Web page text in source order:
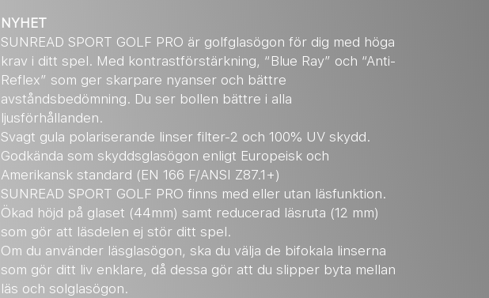
NYHET
SUNREAD SPORT GOLF PRO är golfglasögon för dig med höga
krav i ditt spel. Med kontrastförstärkning, “Blue Ray” och “Anti-
Reflex” som ger skarpare nyanser och bättre
avståndsbedömning. Du ser bollen bättre i alla
ljusförhållanden.
Svagt gula polariserande linser filter-2 och 100% UV skydd.
Godkända som skyddsglasögon enligt Europeisk och
Amerikansk standard (EN 166 F/ANSI Z87.1+)
SUNREAD SPORT GOLF PRO finns med eller utan läsfunktion.
Ökad höjd på glaset (44mm) samt reducerad läsruta (12 mm)
som gör att läsdelen ej stör ditt spel.
Om du använder läsglasögon, ska du välja de bifokala linserna
som gör ditt liv enklare, då dessa gör att du slipper byta mellan
läs och solglasögon.